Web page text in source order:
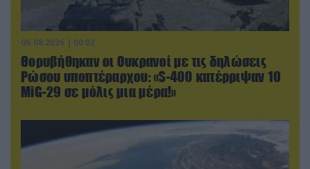
06.08.2026 | 00:02
Θορυβήθηκαν οι Ουκρανοί με τις δηλώσεις
Ρώσου υποπτέραρχου: «S-400 κατέρριψαν 10
MiG-29 σε μόλις μια μέρα!»